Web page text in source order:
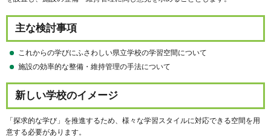
主な検討事項
これからの学びにふさわしい県立学校の学習空間について
施設の効率的な整備・維持管理の手法について
新しい学校のイメージ
「探求的な学び」を推進するため、様々な学習スタイルに対応できる空間を用
意する必要があります。